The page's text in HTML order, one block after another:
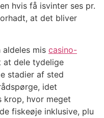
hvis få isvinter ses pr.
at det bliver
mis casino-
at dele tydelige
stadier af sted
idet
krop, hvor meget
fiskeøje inklusive, plu